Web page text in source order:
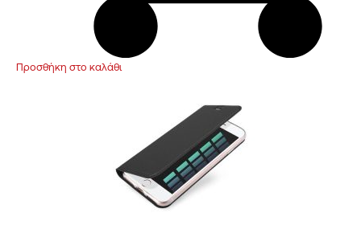
Προσθήκη στο καλάθι